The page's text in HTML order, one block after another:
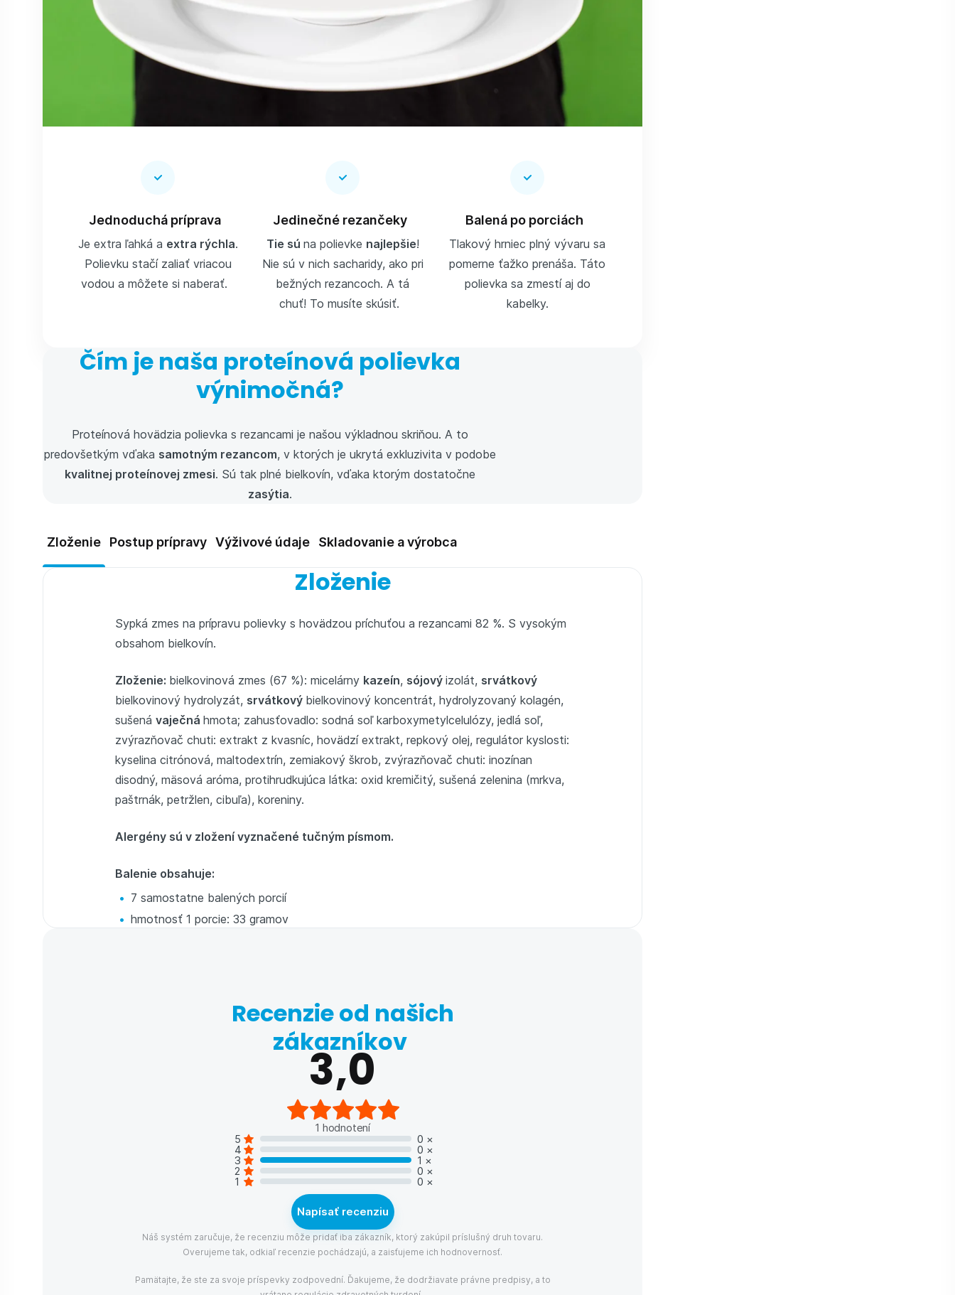
Jednoduchá príprava
Je extra ľahká a extra rýchla.
Polievku stačí zaliať vriacou
vodou a môžete si naberať.
Jedinečné rezančeky
Tie sú na polievke najlepšie!
Nie sú v nich sacharidy, ako pri
bežných rezancoch. A tá
chuť! To musíte skúsiť.
Balená po porciách
Tlakový hrniec plný vývaru sa
pomerne ťažko prenáša. Táto
polievka sa zmestí aj do
kabelky.
Čím je naša proteínová polievka
výnimočná?
Proteínová hovädzia polievka s rezancami je našou výkladnou skriňou. A to
predovšetkým vďaka samotným rezancom, v ktorých je ukrytá exkluzivita v podobe
kvalitnej proteínovej zmesi. Sú tak plné bielkovín, vďaka ktorým dostatočne
zasýtia.
Zloženie Postup prípravy Výživové údaje Skladovanie a výrobca
Zloženie
Sypká zmes na prípravu polievky s hovädzou príchuťou a rezancami 82 %. S vysokým
obsahom bielkovín.
Zloženie: bielkovinová zmes (67 %): micelárny kazeín, sójovýizolát, srvátkový
bielkovinový hydrolyzát, srvátkový bielkovinový koncentrát, hydrolyzovaný kolagén,
sušená vaječná hmota; zahusťovadlo: sodná soľ karboxymetylcelulózy, jedlá soľ,
zvýrazňovač chuti: extrakt z kvasníc, hovädzí extrakt, repkový olej, regulátor kyslosti:
kyselina citrónová, maltodextrín, zemiakový škrob, zvýrazňovač chuti: inozínan
disodný, mäsová aróma, protihrudkujúca látka: oxid kremičitý, sušená zelenina (mrkva,
paštrnák, petržlen, cibuľa), koreniny.
Alergény sú v zložení vyznačené tučným písmom.
Balenie obsahuje:
7 samostatne balených porcií
hmotnosť 1 porcie: 33 gramov
Recenzie od našich
zákazníkov
3,0
1 hodnotení
5
0 ×
4 0 ×
3 1 ×
2 0 ×
1 0 ×
Napísať recenziu
Náš systém zaručuje, že recenziu môže pridať iba zákazník, ktorý zakúpil príslušný druh tovaru.
Overujeme tak, odkiaľ recenzie pochádzajú, a zaisťujeme ich hodnovernosť.
Pamätajte, že ste za svoje príspevky zodpovední. Ďakujeme, že dodržiavate právne predpisy, a to